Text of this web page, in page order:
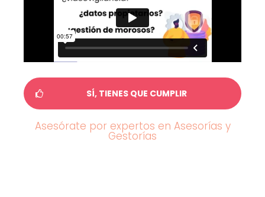
SÍ, TIENES QUE CUMPLIR
Asesórate por expertos en Asesorías y
Gestorías